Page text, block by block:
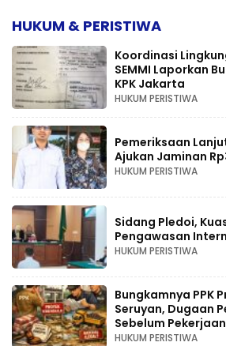
HUKUM & PERISTIWA
Koordinasi
SEMMI Laporkan
KPK Jakarta
HUKUM PERISTIWA
Pemeriksaan
Ajukan Jaminan
HUKUM PERISTIWA
Sidang Pledoi,
Pengawasan
HUKUM PERISTIWA
Bungkamnya PPK
Seruyan, Dugaan
Sebelum
HUKUM PERISTIWA